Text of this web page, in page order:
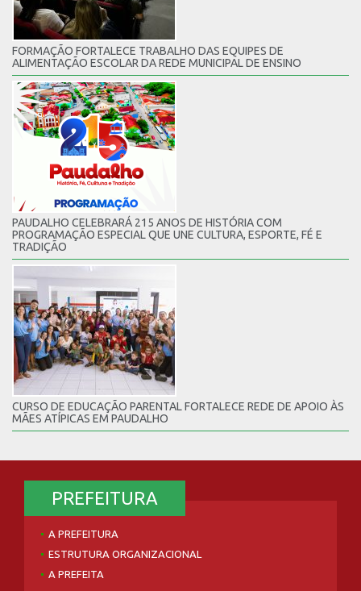
FORMAÇÃO FORTALECE TRABALHO DAS EQUIPES DE
ALIMENTAÇÃO ESCOLAR DA REDE MUNICIPAL DE ENSINO
PAUDALHO CELEBRARÁ 215 ANOS DE HISTÓRIA COM
PROGRAMAÇÃO ESPECIAL QUE UNE CULTURA, ESPORTE, FÉ E
TRADIÇÃO
CURSO DE EDUCAÇÃO PARENTAL FORTALECE REDE DE APOIO ÀS
MÃES ATÍPICAS EM PAUDALHO
PREFEITURA
A PREFEITURA
ESTRUTURA ORGANIZACIONAL
A PREFEITA